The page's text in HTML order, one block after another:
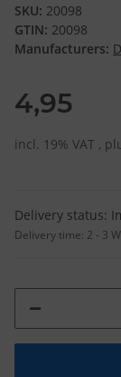
SKU: 20098
GTIN: 20098
Manufacturers:
4,95
incl. 19% VAT ,
Delivery status:
Delivery time: 2 - 3